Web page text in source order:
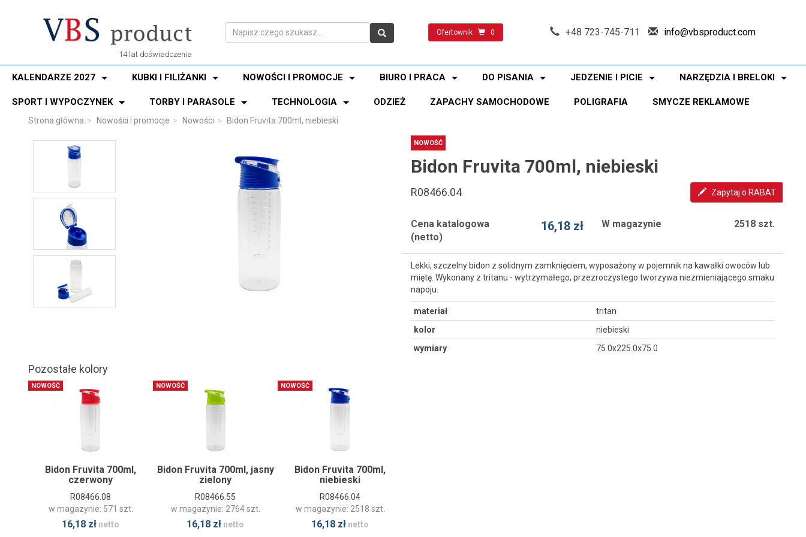
14 lat doświadczenia
Ofertownik 0 +48 723-745-711 info@vbsproduct.com
KALENDARZE 2027 KUBKI I FILIŻANKI NOWOŚCI I PROMOCJE BIURO I PRACA DO PISANIA JEDZENIE I PICIE NARZĘDZIA I BRELOKI
SPORT I WYPOCZYNEK TORBY I PARASOLE TECHNOLOGIA ODZIEŻ ZAPACHY SAMOCHODOWE POLIGRAFIA SMYCZE REKLAMOWE
Strona główna Nowości i promocje Nowości Bidon Fruvita 700ml, niebieski
NOWOŚĆ
Bidon Fruvita 700ml, niebieski
R08466.04 Zapytaj o RABAT
Cena katalogowa
(netto)
16,18 zł W magazynie 2518 szt.
Lekki, szczelny bidon z solidnym zamknięciem, wyposażony w pojemnik na kawałki owoców lub
miętę. Wykonany z tritanu - wytrzymałego, przezroczystego tworzywa niezmieniającego smaku
napoju.
materiał
tritan
kolor
niebieski
wymiary
75.0x225.0x75.0
Pozostałe kolory
NOWOŚĆ
Bidon Fruvita 700ml,
czerwony
R08466.08
w magazynie: 571 szt.
16,18 zł netto
NOWOŚĆ
Bidon Fruvita 700ml, jasny
zielony
R08466.55
w magazynie: 2764 szt.
16,18 zł netto
NOWOŚĆ
Bidon Fruvita 700ml,
niebieski
R08466.04
w magazynie: 2518 szt.
16,18 zł netto